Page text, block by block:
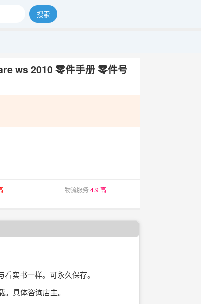
搜索
ws 2010 零件手册 零件号
物流服务 4.9 高
实书一样。可永久保存。
具体咨询店主。